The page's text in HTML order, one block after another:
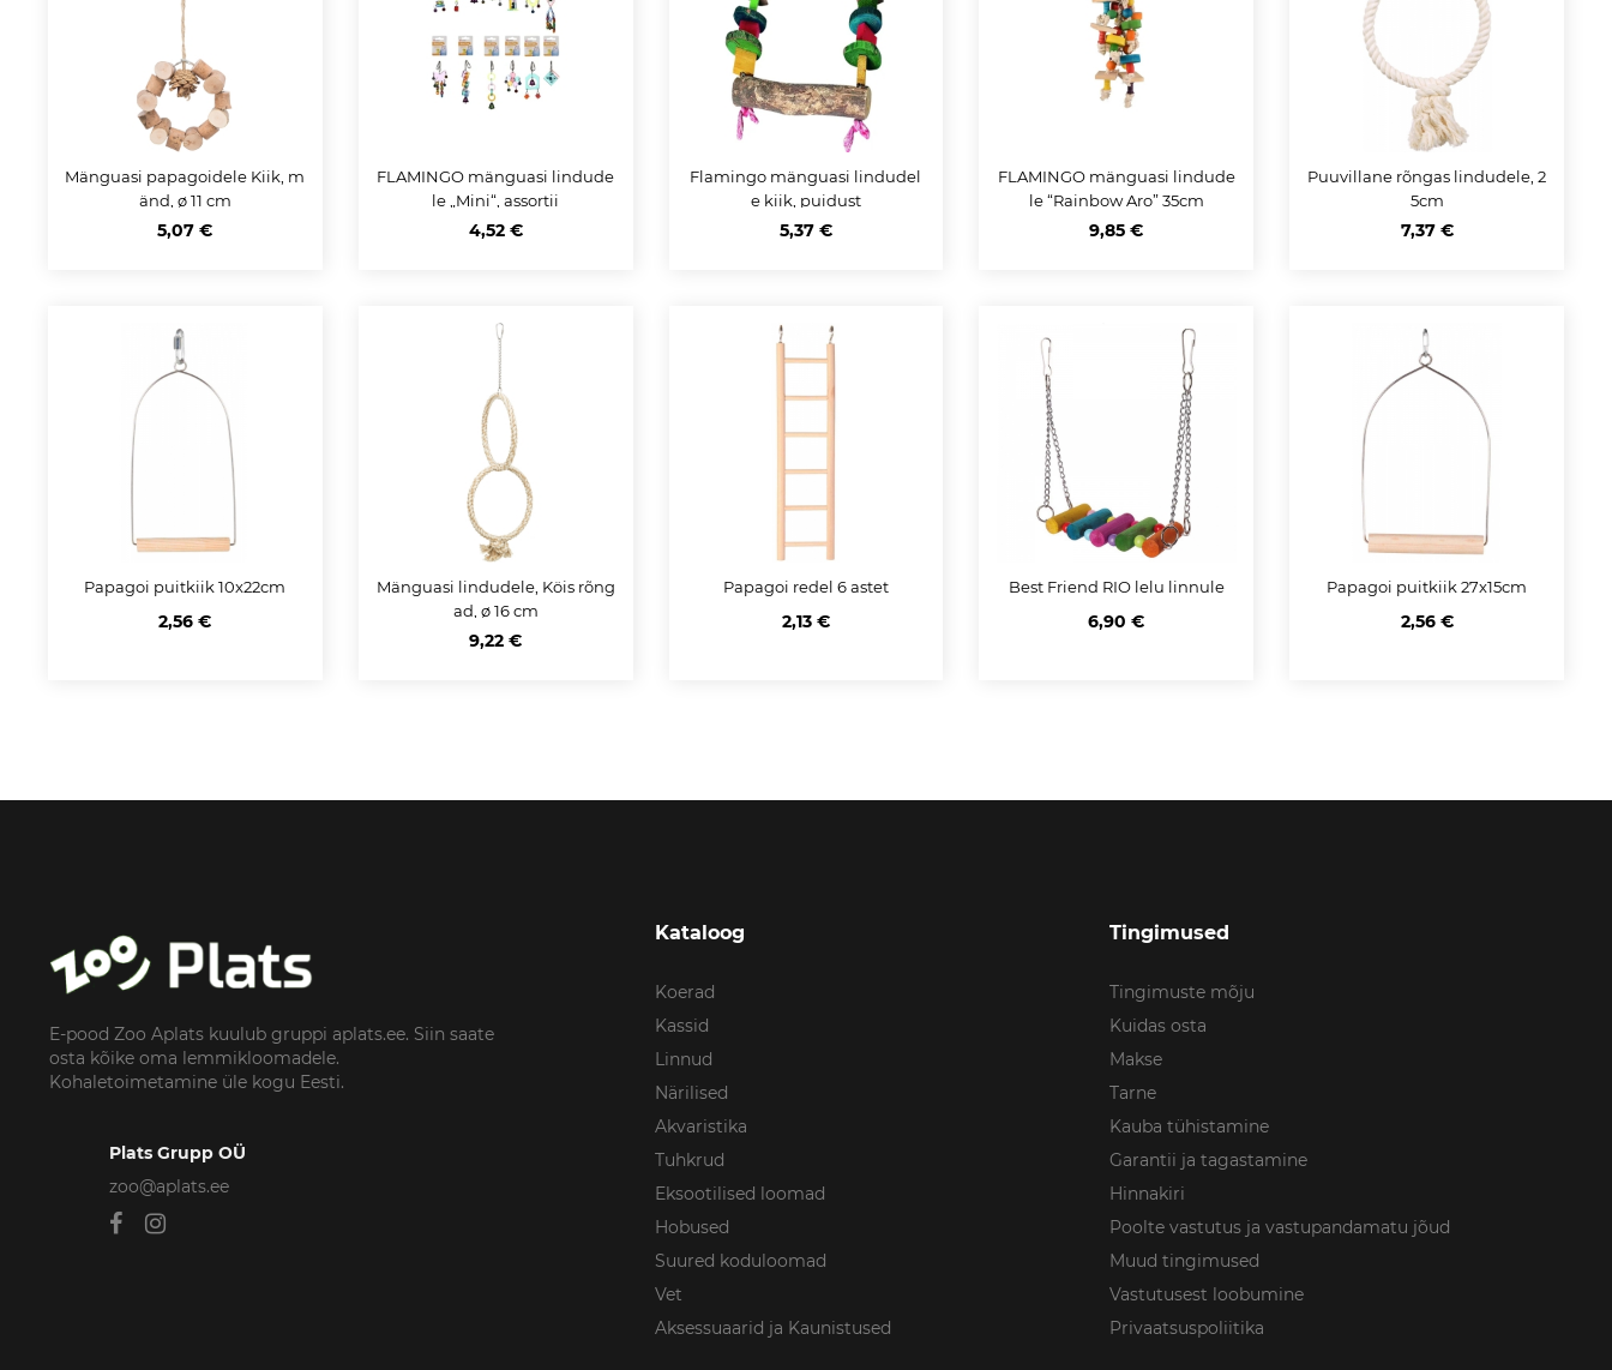
Mänguasi papagoidele Kiik, m
änd, ø 11 cm
5,07 €
FLAMINGO mänguasi lindude
le „Mini“, assortii
4,52 €
Flamingo mänguasi lindudel
e kiik, puidust
5,37 €
FLAMINGO mänguasi lindude
le “Rainbow Aro” 35cm
9,85 €
Puuvillane rõngas lindudele, 2
5cm
7,37 €
Papagoi puitkiik 10x22cm
2,56 €
Mänguasi lindudele, Köis rõng
ad, ø 16 cm
9,22 €
Papagoi redel 6 astet
2,13 €
Best Friend RIO lelu linnule
6,90 €
Papagoi puitkiik 27x15cm
2,56 €
E-pood Zoo Aplats kuulub gruppi aplats.ee. Siin saate
osta kõike oma lemmikloomadele.
Kohaletoimetamine üle kogu Eesti.
Plats Grupp OÜ
zoo@aplats.ee
Kataloog
Koerad
Kassid
Linnud
Närilised
Akvaristika
Tuhkrud
Eksootilised loomad
Hobused
Suured koduloomad
Vet
Aksessuaarid ja Kaunistused
Tingimused
Tingimuste mõju
Kuidas osta
Makse
Tarne
Kauba tühistamine
Garantii ja tagastamine
Hinnakiri
Poolte vastutus ja vastupandamatu jõud
Muud tingimused
Vastutusest loobumine
Privaatsuspoliitika